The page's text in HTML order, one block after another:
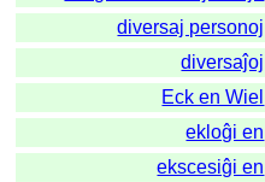
diversaj personoj
diversaĵoj
Eck en Wiel
ekloĝi en
ekscesiĝi en